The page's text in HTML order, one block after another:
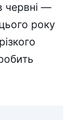
червні —
року